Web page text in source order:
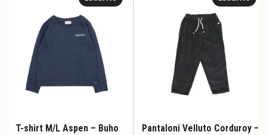
T-shirt M/L Aspen – Buho
Pantaloni Velluto Corduroy –